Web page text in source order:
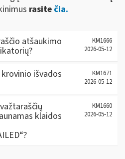
rasite čia.
atšaukimo
KM1666
2026-05-12
išvados
KM1671
2026-05-12
klaidos
KM1660
2026-05-12